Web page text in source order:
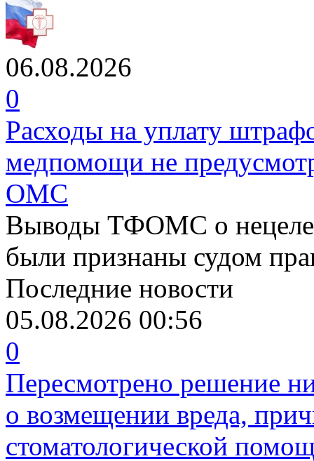
06.08.2026
0
Расходы на уплату
медпомощи не
ОМС
Выводы ТФОМС о
были признаны судом
Последние новости
05.08.2026 00:56
0
Пересмотрено решение
о возмещении вреда,
стоматологической